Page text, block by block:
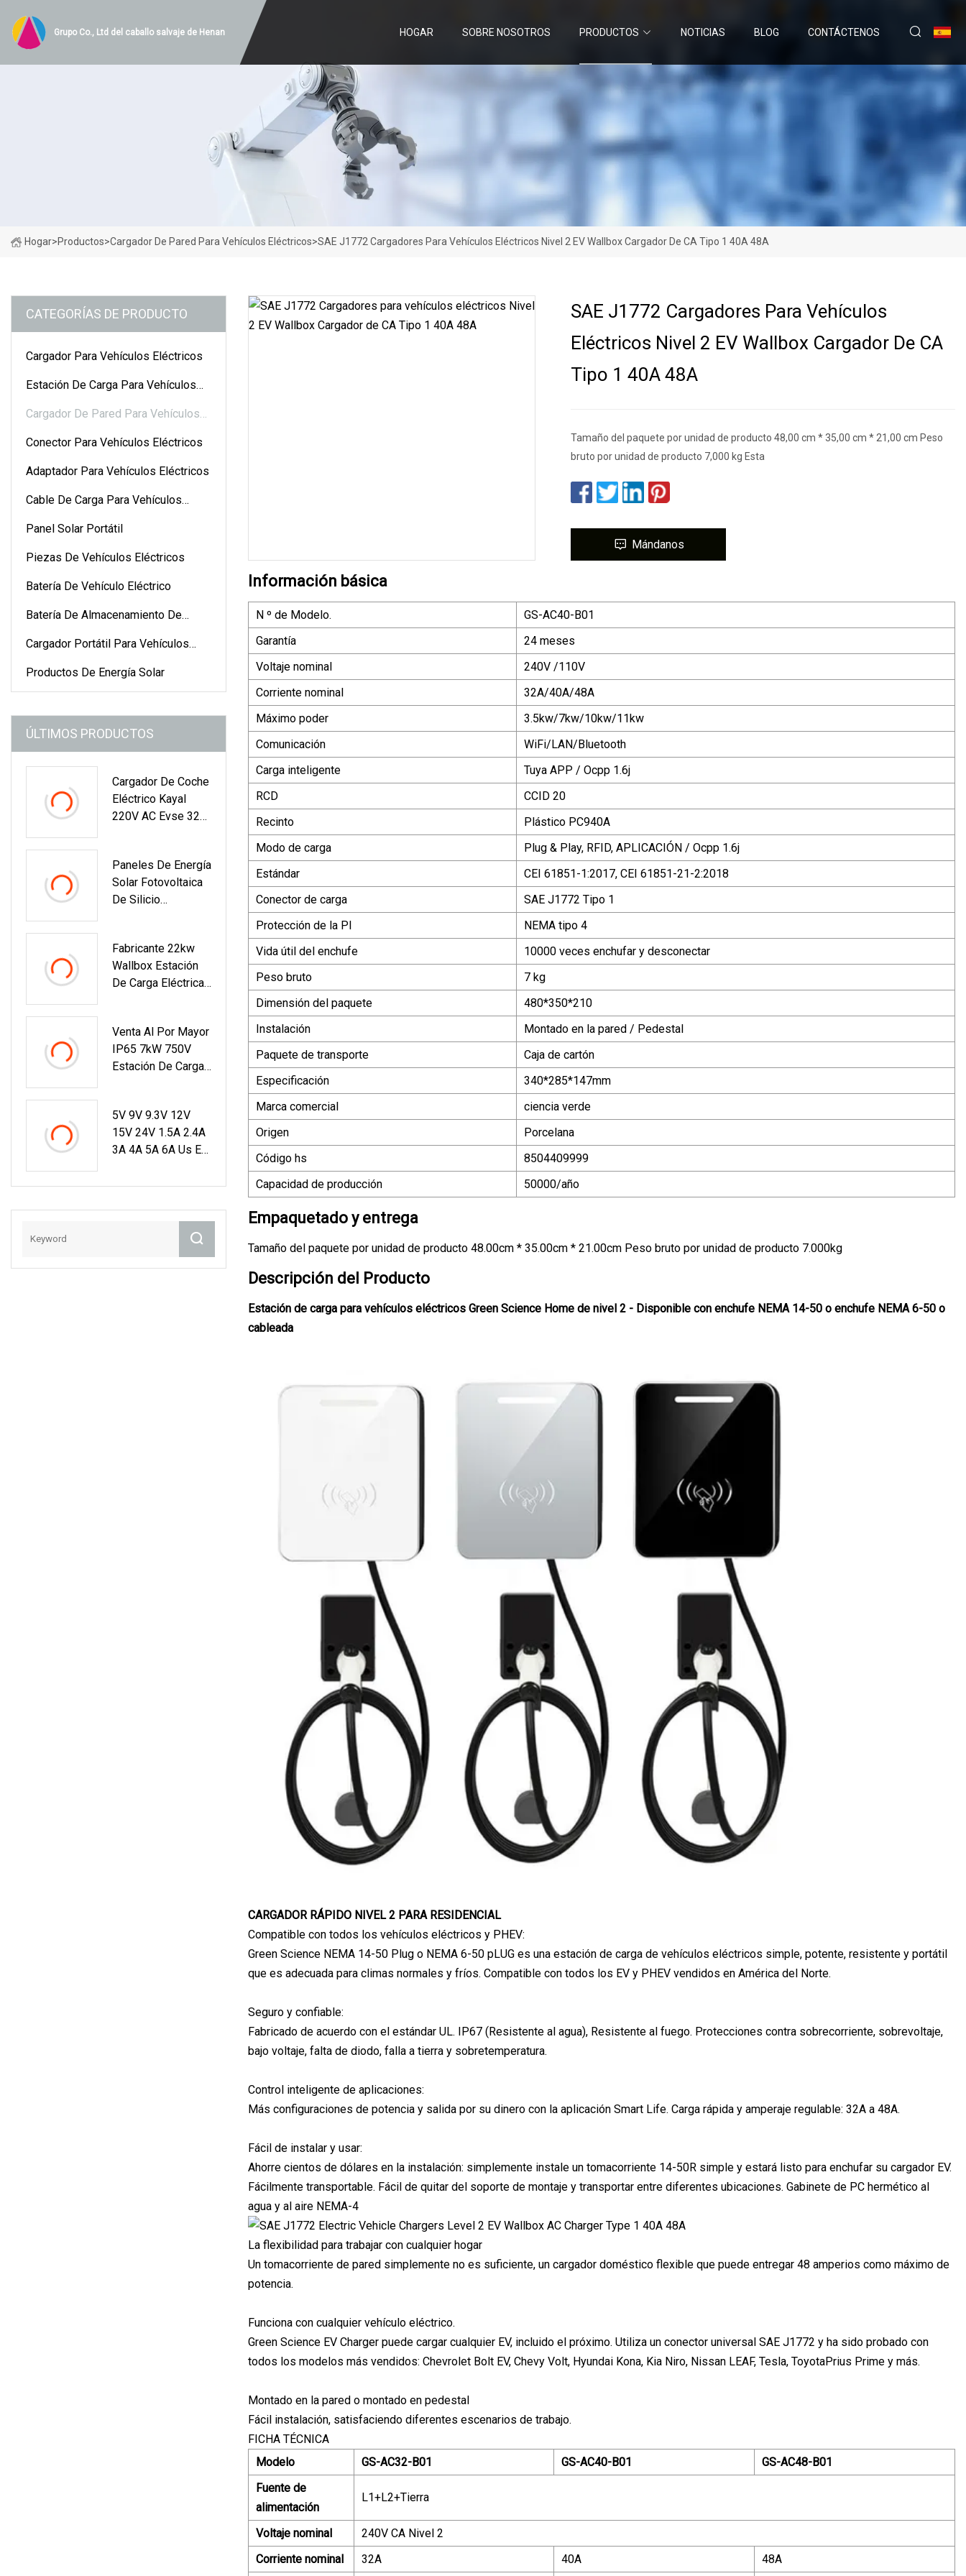
Grupo Co., Ltd del caballo salvaje de Henan HOGAR SOBRE NOSOTROS PRODUCTOS NOTICIAS BLOG CONTÁCTENOS
Hogar>Productos>Cargador De Pared Para Vehículos Eléctricos>SAE J1772 Cargadores Para Vehículos Eléctricos Nivel 2 EV Wallbox Cargador De CA Tipo 1 40A 48A
CATEGORÍAS DE PRODUCTO
Cargador Para Vehículos Eléctricos
Estación De Carga Para Vehículos
Cargador De Pared Para Vehículos
Conector Para Vehículos Eléctricos
Adaptador Para Vehículos Eléctricos
Cable De Carga Para Vehículos
Panel Solar Portátil
Piezas De Vehículos Eléctricos
Batería De Vehículo Eléctrico
Batería De Almacenamiento De
Cargador Portátil Para Vehículos
Productos De Energía Solar
ÚLTIMOS PRODUCTOS
Cargador De Coche
Eléctrico Kayal
220V AC Evse 32A
Paneles De Energía
Solar Fotovoltaica
De Silicio
100W 120W
Módulos Solares
Flexibles Sistema
Energía Solar
Fabricante 22kw
Wallbox Estación
De Carga Eléctrica
Venta Al Por Mayor
IP65 7kW 750V
Estación De Carga
Wallbox Cargador
Bidireccional DC EV
5V 9V 9.3V 12V
15V 24V 1.5A 2.4A
3A 4A 5A 6A Us EU
Adaptador De
Portátil POS
SAE J1772 Cargadores Para Vehículos
Eléctricos Nivel 2 EV Wallbox Cargador De CA
Tipo 1 40A 48A
Tamaño del paquete por unidad de producto 48,00 cm * 35,00 cm * 21,00 cm Peso
bruto por unidad de producto 7,000 kg Esta
Mándanos
Información básica
N º de Modelo.
GS-AC40-B01
Garantía
24 meses
Voltaje nominal
240V /110V
Corriente nominal
32A/40A/48A
Máximo poder
3.5kw/7kw/10kw/11kw
Comunicación
WiFi/LAN/Bluetooth
Carga inteligente
Tuya APP / Ocpp 1.6j
RCD
CCID 20
Recinto
Plástico PC940A
Modo de carga
Plug & Play, RFID, APLICACIÓN / Ocpp 1.6j
Estándar
CEI 61851-1:2017, CEI 61851-21-2:2018
Conector de carga
SAE J1772 Tipo 1
Protección de la PI
NEMA tipo 4
Vida útil del enchufe
10000 veces enchufar y desconectar
Peso bruto
7 kg
Dimensión del paquete
480*350*210
Instalación
Montado en la pared / Pedestal
Paquete de transporte
Caja de cartón
Especificación
340*285*147mm
Marca comercial
ciencia verde
Origen
Porcelana
Código hs
8504409999
Capacidad de producción
50000/año
Empaquetado y entrega
Tamaño del paquete por unidad de producto 48.00cm * 35.00cm * 21.00cm Peso bruto por unidad de producto 7.000kg
Descripción del Producto
Estación de carga para vehículos eléctricos Green Science Home de nivel 2 - Disponible con enchufe NEMA 14-50 o enchufe NEMA 6-50 o
cableada
CARGADOR RÁPIDO NIVEL 2 PARA RESIDENCIAL
Compatible con todos los vehículos eléctricos y PHEV:
Green Science NEMA 14-50 Plug o NEMA 6-50 pLUG es una estación de carga de vehículos eléctricos simple, potente, resistente y portátil
que es adecuada para climas normales y fríos. Compatible con todos los EV y PHEV vendidos en América del Norte.
Seguro y confiable:
Fabricado de acuerdo con el estándar UL. IP67 (Resistente al agua), Resistente al fuego. Protecciones contra sobrecorriente, sobrevoltaje,
bajo voltaje, falta de diodo, falla a tierra y sobretemperatura.
Control inteligente de aplicaciones:
Más configuraciones de potencia y salida por su dinero con la aplicación Smart Life. Carga rápida y amperaje regulable: 32A a 48A.
Fácil de instalar y usar:
Ahorre cientos de dólares en la instalación: simplemente instale un tomacorriente 14-50R simple y estará listo para enchufar su cargador EV.
Fácilmente transportable. Fácil de quitar del soporte de montaje y transportar entre diferentes ubicaciones. Gabinete de PC hermético al
agua y al aire NEMA-4
La flexibilidad para trabajar con cualquier hogar
Un tomacorriente de pared simplemente no es suficiente, un cargador doméstico flexible que puede entregar 48 amperios como máximo de
potencia.
Funciona con cualquier vehículo eléctrico.
Green Science EV Charger puede cargar cualquier EV, incluido el próximo. Utiliza un conector universal SAE J1772 y ha sido probado con
todos los modelos más vendidos: Chevrolet Bolt EV, Chevy Volt, Hyundai Kona, Kia Niro, Nissan LEAF, Tesla, ToyotaPrius Prime y más.
Montado en la pared o montado en pedestal
Fácil instalación, satisfaciendo diferentes escenarios de trabajo.
FICHA TÉCNICA
Modelo
GS-AC32-B01 GS-AC40-B01
GS-AC48-B01
Fuente de
alimentación
L1+L2+Tierra
Voltaje nominal
240V CA Nivel 2
Corriente nominal
32A 40A 48A